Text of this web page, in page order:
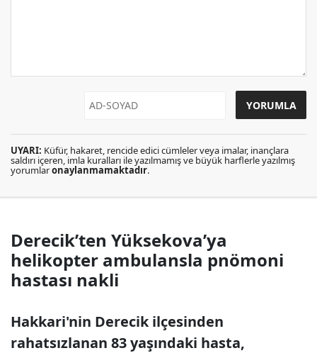
UYARI: Küfür, hakaret, rencide edici cümleler veya imalar, inançlara
saldırı içeren, imla kuralları ile yazılmamış ve büyük harflerle yazılmış
yorumlaronaylanmamaktadır.
Derecik’ten Yüksekova’ya
helikopter ambulansla pnömoni
hastası nakli
Hakkari'nin Derecik ilçesinden
rahatsızlanan 83 yaşındaki hasta,